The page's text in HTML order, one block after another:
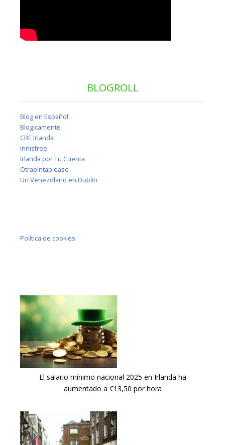
BLOGROLL
Blog en Español
Blogicamente
CRE Irlanda
Innisfree
Irlanda por Tu Cuenta
Otrapintaplease
Un Venezolano en Dublín
Política de cookies
El salario mínimo nacional 2025 en Irlanda ha
aumentado a €13,50 por hora